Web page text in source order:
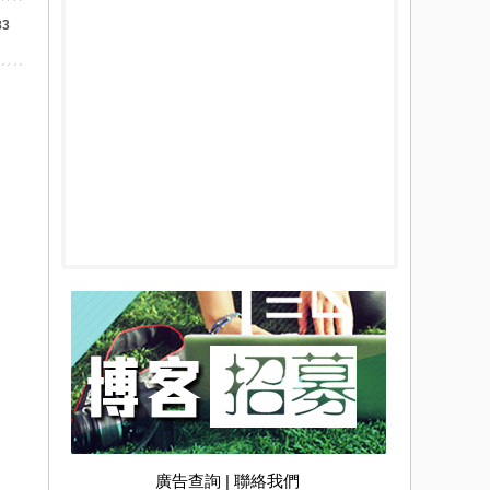
廣告查詢 | 聯絡我們